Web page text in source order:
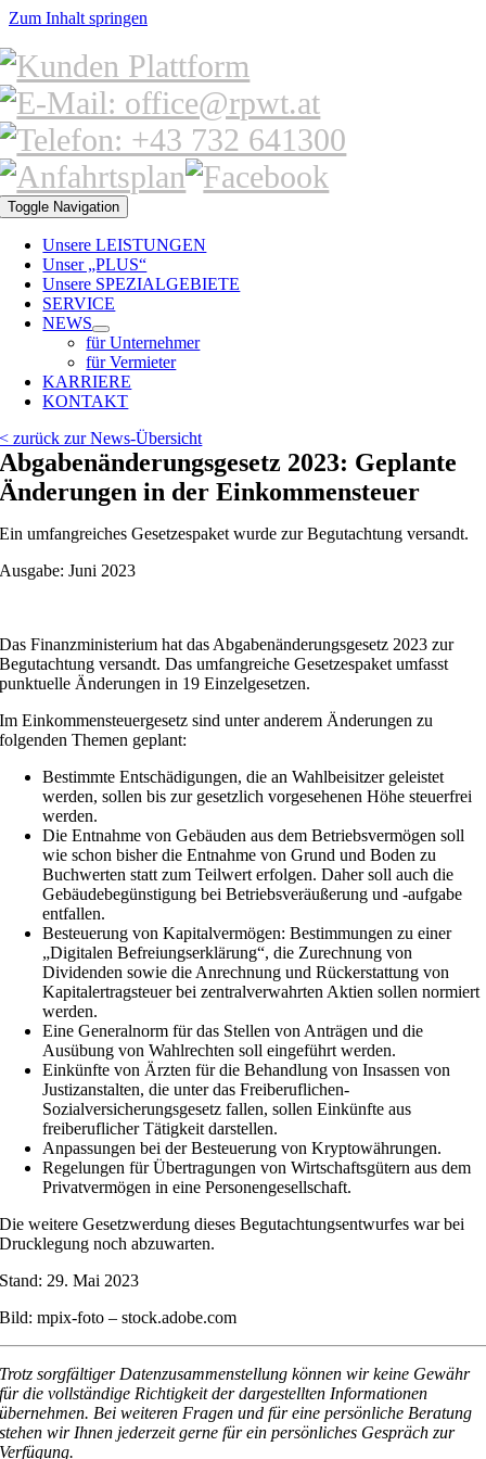
Zum Inhalt springen
Toggle Navigation
Unsere LEISTUNGEN
Unser „PLUS“
Unsere SPEZIALGEBIETE
SERVICE
NEWS
für Unternehmer
für Vermieter
KARRIERE
KONTAKT
< zurück zur News-Übersicht
Abgabenänderungsgesetz 2023: Geplante
Änderungen in der Einkommensteuer
Ein umfangreiches Gesetzespaket wurde zur Begutachtung versandt.
Ausgabe: Juni 2023
Das Finanzministerium hat das Abgabenänderungsgesetz 2023 zur
Begutachtung versandt. Das umfangreiche Gesetzespaket umfasst
punktuelle Änderungen in 19 Einzelgesetzen.
Im Einkommensteuergesetz sind unter anderem Änderungen zu
folgenden Themen geplant:
Bestimmte Entschädigungen, die an Wahlbeisitzer geleistet
werden, sollen bis zur gesetzlich vorgesehenen Höhe steuerfrei
werden.
Die Entnahme von Gebäuden aus dem Betriebsvermögen soll
wie schon bisher die Entnahme von Grund und Boden zu
Buchwerten statt zum Teilwert erfolgen. Daher soll auch die
Gebäudebegünstigung bei Betriebsveräußerung und -aufgabe
entfallen.
Besteuerung von Kapitalvermögen: Bestimmungen zu einer
„Digitalen Befreiungserklärung“, die Zurechnung von
Dividenden sowie die Anrechnung und Rückerstattung von
Kapitalertragsteuer bei zentralverwahrten Aktien sollen normiert
werden.
Eine Generalnorm für das Stellen von Anträgen und die
Ausübung von Wahlrechten soll eingeführt werden.
Einkünfte von Ärzten für die Behandlung von Insassen von
Justizanstalten, die unter das Freiberuflichen-
Sozialversicherungsgesetz fallen, sollen Einkünfte aus
freiberuflicher Tätigkeit darstellen.
Anpassungen bei der Besteuerung von Kryptowährungen.
Regelungen für Übertragungen von Wirtschaftsgütern aus dem
Privatvermögen in eine Personengesellschaft.
Die weitere Gesetzwerdung dieses Begutachtungsentwurfes war bei
Drucklegung noch abzuwarten.
Stand: 29. Mai 2023
Bild: mpix-foto – stock.adobe.com
Trotz sorgfältiger Datenzusammenstellung können wir keine Gewähr
für die vollständige Richtigkeit der dargestellten Informationen
übernehmen. Bei weiteren Fragen und für eine persönliche Beratung
stehen wir Ihnen jederzeit gerne für ein persönliches Gespräch zur
Verfügung.